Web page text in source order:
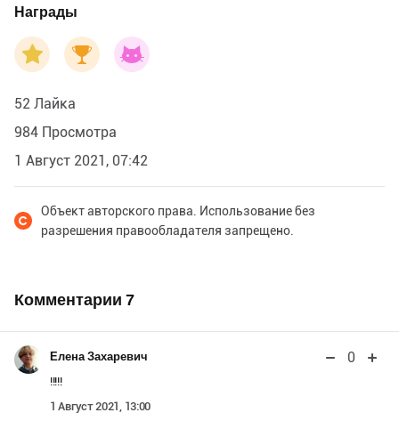
Награды
52 Лайка
984 Просмотра
1 Август 2021, 07:42
Объект авторского права. Использование без
разрешения правообладателя запрещено.
Комментарии 7
Елена Захаревич 0
!!!!!
1 Август 2021, 13:00